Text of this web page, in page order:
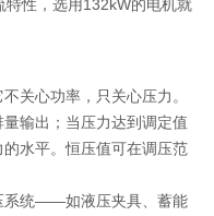
特性，选用132kW的电机就
关心功率，只关心压力。
输出；当压力达到调定值
水平。恒压值可在调压范
系统——如液压夹具、蓄能